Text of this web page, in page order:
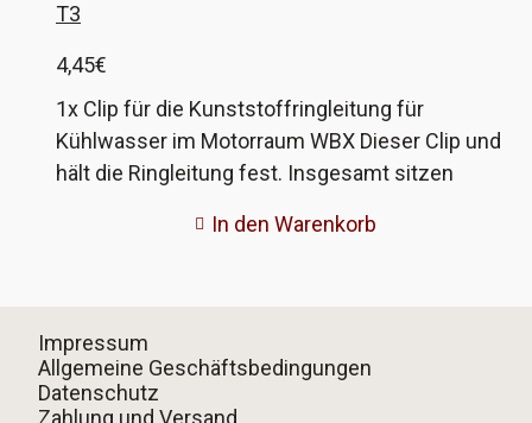
T3
4,45€
1x Clip für die Kunststoffringleitung für
Kühlwasser im Motorraum WBX Dieser Clip und
hält die Ringleitung fest. Insgesamt sitzen
Original wird der Clip durch einen Kunststoffstift
Bedarf problemlos entfernen. VW-
Vergleichsnummer: 255 121 046
In den Warenkorb
Impressum
Allgemeine Geschäftsbedingungen
Datenschutz
Zahlung und Versand